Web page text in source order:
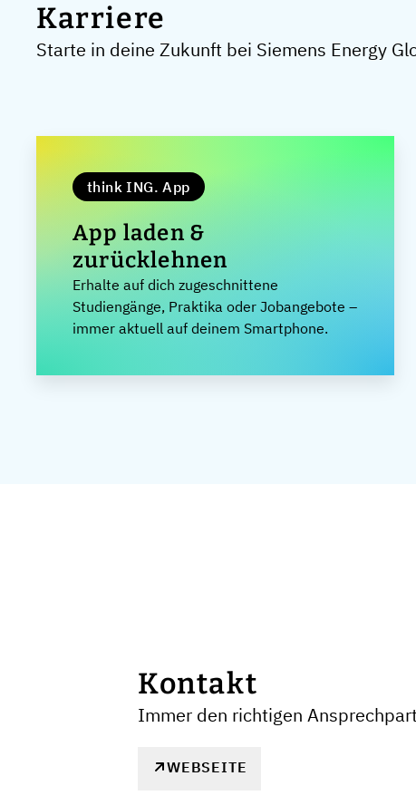
Karriere
Starte in deine Zukunft bei Siemens Energy
think ING. App
App laden &
zurücklehnen
Erhalte auf dich zugeschnittene
Studiengänge, Praktika oder Jobangebote –
immer aktuell auf deinem Smartphone.
Kontakt
Immer den richtigen
WEBSEITE